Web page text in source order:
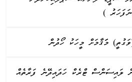
)
މަަޤާމަށް މީހަކު ހޯދުން
ލައިސަންސް ޓްރެކް ހަދައިދޭނެ ފަރާތެއް